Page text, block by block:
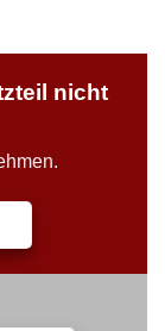
nicht